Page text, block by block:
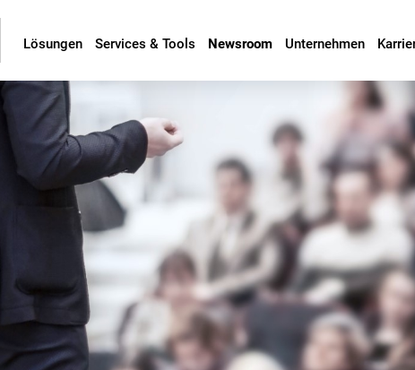
Lösungen Services & Tools Newsroom Unternehmen